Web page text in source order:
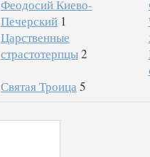
Феодосий Киево-
Печерский 1
Царственные
страстотерпцы2
Святая Троица 5